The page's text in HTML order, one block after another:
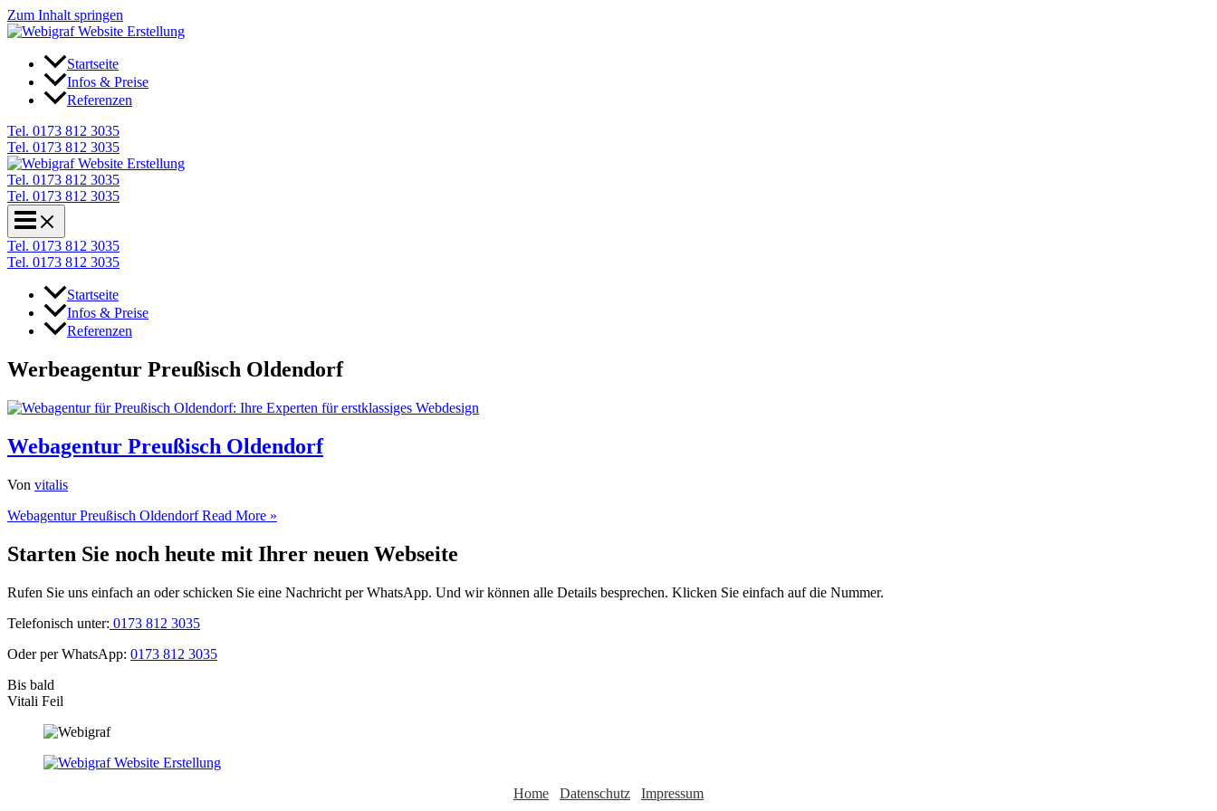
Zum Inhalt springen
Startseite
Infos & Preise
Referenzen
Tel. 0173 812 3035
Tel. 0173 812 3035
Tel. 0173 812 3035
Tel. 0173 812 3035
Tel. 0173 812 3035
Tel. 0173 812 3035
Startseite
Infos & Preise
Referenzen
Werbeagentur Preußisch Oldendorf
Webagentur Preußisch Oldendorf
Von vitalis
Webagentur Preußisch OldendorfRead More »
Starten Sie noch heute mit Ihrer neuen Webseite
Rufen Sie uns einfach an oder schicken Sie eine Nachricht per WhatsApp. Und wir können alle Details besprechen. Klicken Sie einfach auf die Nummer.
Telefonisch unter: 0173 812 3035
Oder per WhatsApp: 0173 812 3035
Bis bald
Vitali Feil
Home Datenschutz Impressum